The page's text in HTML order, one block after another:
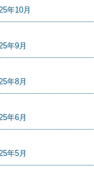
年10月
年9月
年8月
年6月
年5月